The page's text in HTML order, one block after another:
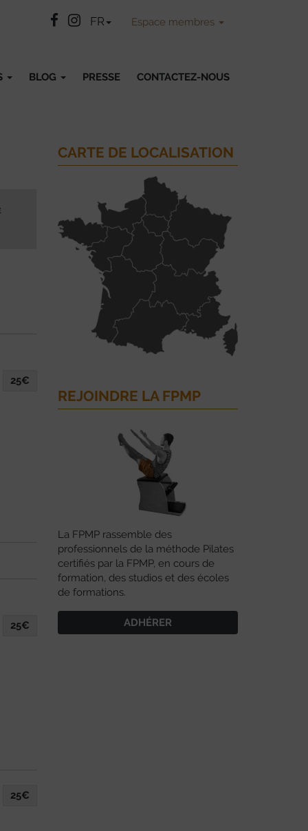
Facebook
Instatgram
FR Espace membres
BLOG PRESSE CONTACTEZ-NOUS
25€
25€
25€
CARTE DE LOCALISATION
REJOINDRE LA FPMP
La FPMP rassemble des
professionnels de la méthode Pilates
certifiés par la FPMP, en cours de
formation, des studios et des écoles
de formations.
ADHÉRER